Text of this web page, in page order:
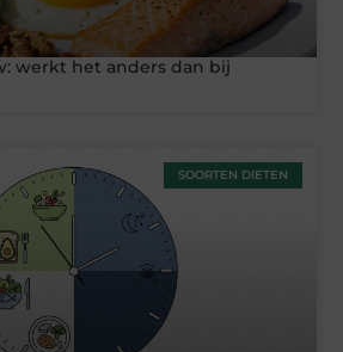
werkt het anders dan bij
SOORTEN DIETEN